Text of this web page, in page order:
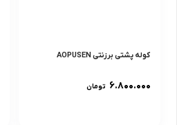
کوله پشتی برزنتی AOPUSEN
۶.۸۰۰.۰۰۰ تومان